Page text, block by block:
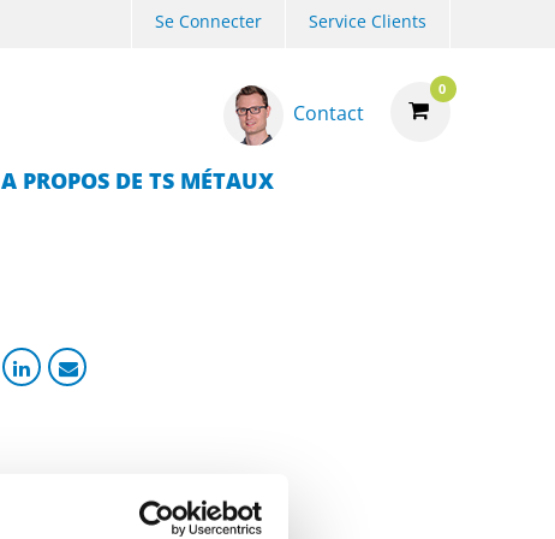
Se Connecter Service Clients
0
Contact
A PROPOS DE TS MÉTAUX